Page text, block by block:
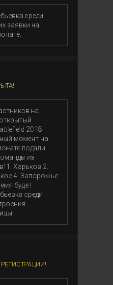
среди
заявки на
на
2018
момент на
подали
из
1. Харьков 2.
4. Запорожье
будет
среди